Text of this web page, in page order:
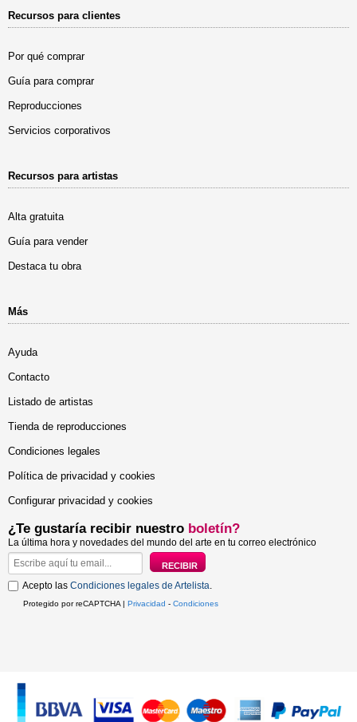
Recursos para clientes
Por qué comprar
Guía para comprar
Reproducciones
Servicios corporativos
Recursos para artistas
Alta gratuita
Guía para vender
Destaca tu obra
Más
Ayuda
Contacto
Listado de artistas
Tienda de reproducciones
Condiciones legales
Política de privacidad y cookies
Configurar privacidad y cookies
¿Te gustaría recibir nuestro boletín?
La última hora y novedades del mundo del arte en tu correo electrónico
Acepto las Condiciones legales de Artelista
Protegido por reCAPTCHA | Privacidad - Condiciones